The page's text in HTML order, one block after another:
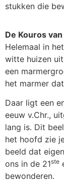
stukken die
De Kouros
Helemaal in
witte huizen
een
het marmer
Daar ligt een
eeuw v.Chr.,
lang is. Dit
het hoofd zie
beeld dat
ons in de 21ste
bewonderen.